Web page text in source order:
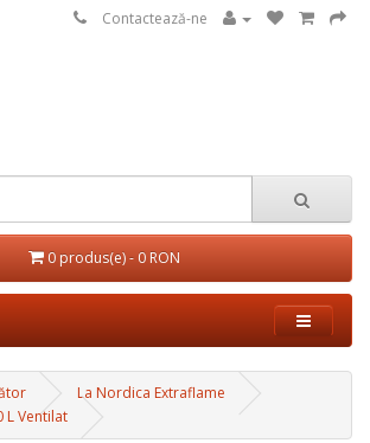
Contactează-ne
0 produs(e) - 0 RON
La Nordica Extraflame
L Ventilat